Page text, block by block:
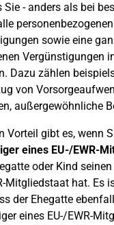
Sie - anders als bei
personenbezogenen
sowie eine
Vergünstigungen
Dazu zählen
von
außergewöhnliche
Vorteil gibt es, wenn
eines EU-/EWR-
oder Kind
Mitgliedstaat hat. Es
der Ehegatte
eines EU-/EWR-